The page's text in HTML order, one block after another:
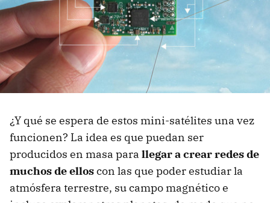
¿Y qué se espera de estos mini-satélites una vez
funcionen? La idea es que puedan ser
producidos en masa para llegar a crear redes de
muchos de elloscon las que poder estudiar la
atmósfera terrestre, su campo magnético e